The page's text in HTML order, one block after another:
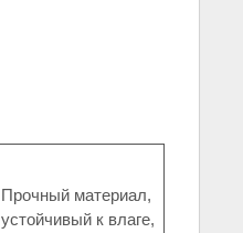
Прочный материал,
устойчивый к влаге,